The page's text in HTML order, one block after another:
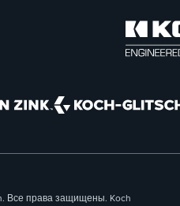
Все права защищены. Koch